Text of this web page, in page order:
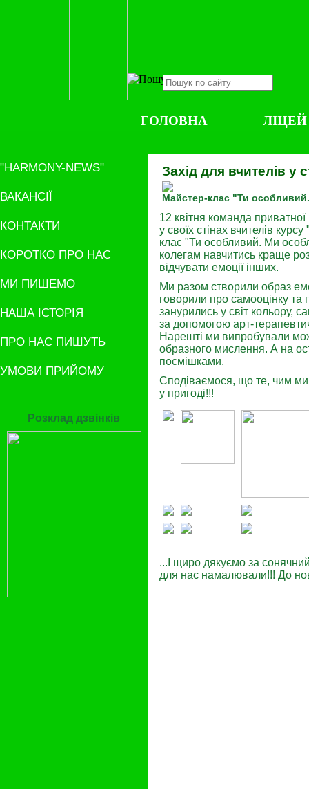
ГОЛОВНА ЛІЦЕЙ
"HARMONY-NEWS"
ВАКАНСІЇ
КОНТАКТИ
КОРОТКО ПРО НАС
МИ ПИШЕМО
НАША ІСТОРІЯ
ПРО НАС ПИШУТЬ
УМОВИ ПРИЙОМУ
Розклад дзвінків
Захід для вчителів у
Майстер-клас "Ти
12 квітня команда
у своїх стінах вчителів
клас "Ти особливий. Ми
колегам навчитись краще
відчувати емоції інших.
Ми разом створили образ
говорили про самооцінку та
занурились у світ кольору,
за допомогою арт-
Нарешті ми випробували
образного мислення. А на
посмішками.
Сподіваємося, що те, чим ми
у пригоді!!!
...І щиро дякуємо за
для нас намалювали!!! До